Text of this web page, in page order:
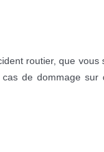
routier, que
de dommage